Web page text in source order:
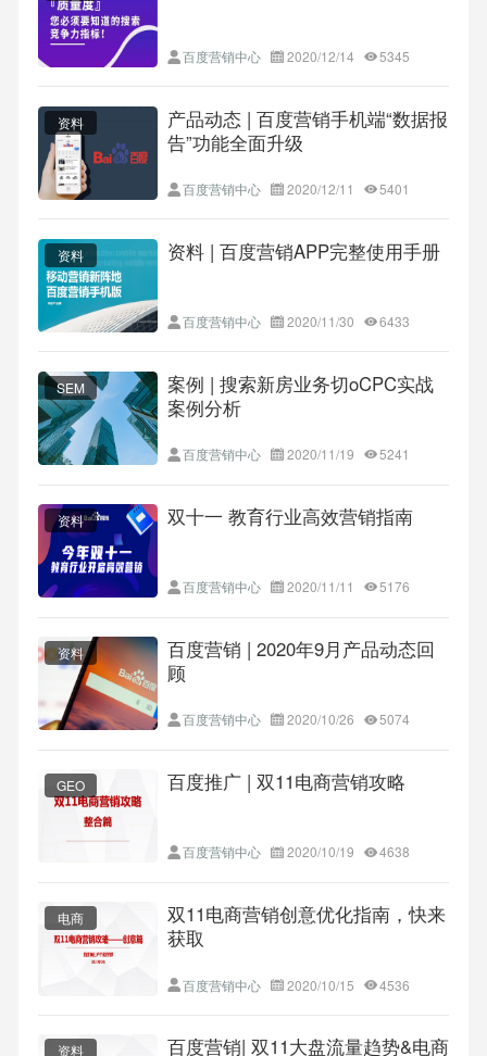
百度营销中心 2020/12/14 5345
资料
产品动态 | 百度营销手机端“数据报
告”功能全面升级
百度营销中心 2020/12/11 5401
资料 资料 | 百度营销APP完整使用手册
百度营销中心 2020/11/30 6433
SEM
案例 | 搜索新房业务切oCPC实战
案例分析
百度营销中心 2020/11/19 5241
资料 双十一 教育行业高效营销指南
百度营销中心 2020/11/11 5176
资料
百度营销 | 2020年9月产品动态回
顾
百度营销中心 2020/10/26 5074
GEO 百度推广 | 双11电商营销攻略
百度营销中心 2020/10/19 4638
电商
双11电商营销创意优化指南，快来
获取
百度营销中心 2020/10/15 4536
资料
百度营销| 双11大盘流量趋势&电商